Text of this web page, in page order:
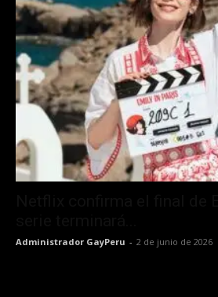
Administrador GayPeru - 2 de junio de 2026